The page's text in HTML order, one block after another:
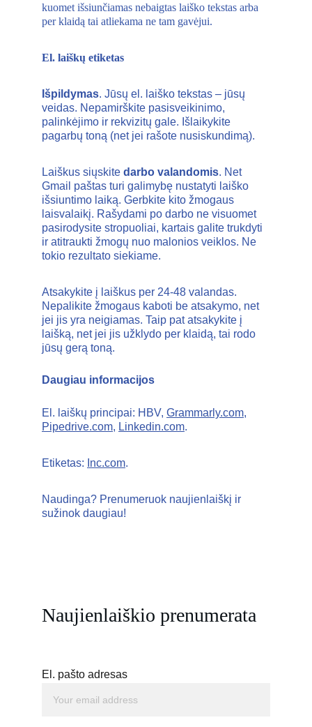
kuomet išsiunčiamas nebaigtas laiško tekstas arba
per klaidą tai atliekama ne tam gavėjui.
El. laiškų etiketas
Išpildymas. Jūsų el. laiško tekstas – jūsų
veidas. Nepamirškite pasisveikinimo,
palinkėjimo ir rekvizitų gale. Išlaikykite
pagarbų toną (net jei rašote nusiskundimą).
Laiškus siųskite darbo valandomis. Net
Gmail paštas turi galimybę nustatyti laiško
išsiuntimo laiką. Gerbkite kito žmogaus
laisvalaikį. Rašydami po darbo ne visuomet
pasirodysite stropuoliai, kartais galite trukdyti
ir atitraukti žmogų nuo malonios veiklos. Ne
tokio rezultato siekiame.
Atsakykite į laiškus per 24-48 valandas.
Nepalikite žmogaus kaboti be atsakymo, net
jei jis yra neigiamas. Taip pat atsakykite į
laišką, net jei jis užklydo per klaidą, tai rodo
jūsų gerą toną.
Daugiau informacijos
El. laiškų principai: HBV, Grammarly.com,
Pipedrive.com, Linkedin.com.
Etiketas: Inc.com.
Naudinga? Prenumeruok naujienlaiškį ir
sužinok daugiau!
Naujienlaiškio prenumerata
El. pašto adresas